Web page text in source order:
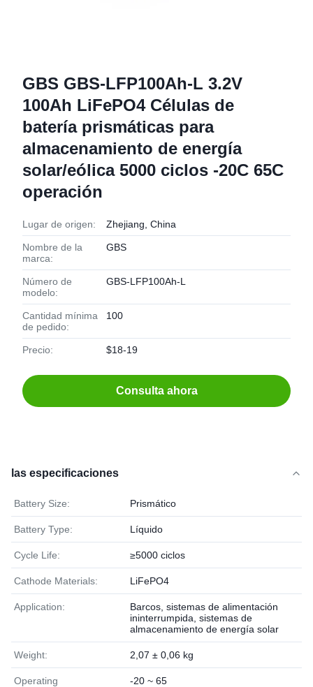
GBS GBS-LFP100Ah-L 3.2V
100Ah LiFePO4 Células de
batería prismáticas para
almacenamiento de energía
solar/eólica 5000 ciclos -20C 65C
operación
Lugar de origen: Zhejiang, China
Nombre de la
marca:
GBS
Número de
modelo:
GBS-LFP100Ah-L
Cantidad mínima
de pedido:
100
Precio: $18-19
Consulta ahora
las especificaciones
Battery Size: Prismático
Battery Type: Líquido
Cycle Life: ≥5000 ciclos
Cathode Materials: LiFePO4
Application:
Barcos, sistemas de alimentación
ininterrumpida, sistemas de
almacenamiento de energía solar
Weight: 2,07 ± 0,06 kg
Operating
-20 ~ 65